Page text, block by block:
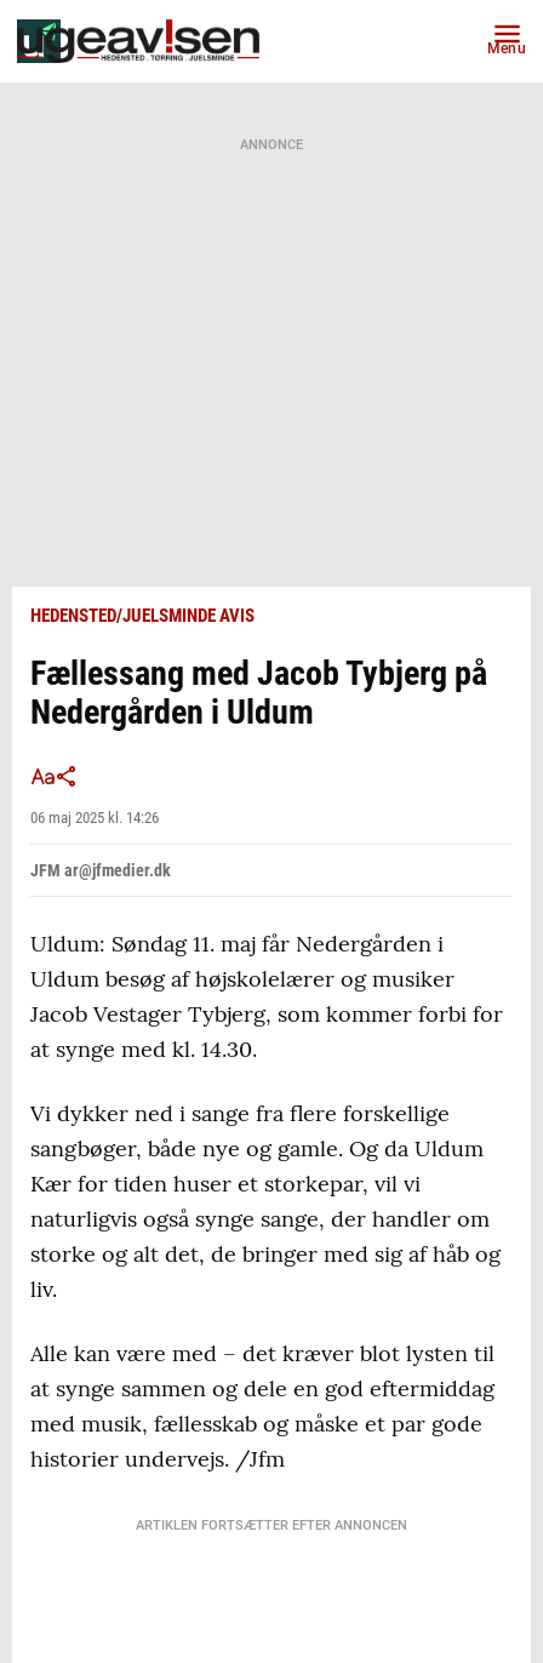
Menu
ANNONCE
HEDENSTED/JUELSMINDE AVIS
Fællessang med Jacob Tybjerg på
Nedergården i Uldum
06 maj 2025 kl. 14:26
JFM ar@jfmedier.dk
Uldum: Søndag 11. maj får Nedergården i
Uldum besøg af højskolelærer og musiker
Jacob Vestager Tybjerg, som kommer forbi for
at synge med kl. 14.30.
Vi dykker ned i sange fra flere forskellige
sangbøger, både nye og gamle. Og da Uldum
Kær for tiden huser et storkepar, vil vi
naturligvis også synge sange, der handler om
storke og alt det, de bringer med sig af håb og
liv.
Alle kan være med – det kræver blot lysten til
at synge sammen og dele en god eftermiddag
med musik, fællesskab og måske et par gode
historier undervejs. /Jfm
ARTIKLEN FORTSÆTTER EFTER ANNONCEN